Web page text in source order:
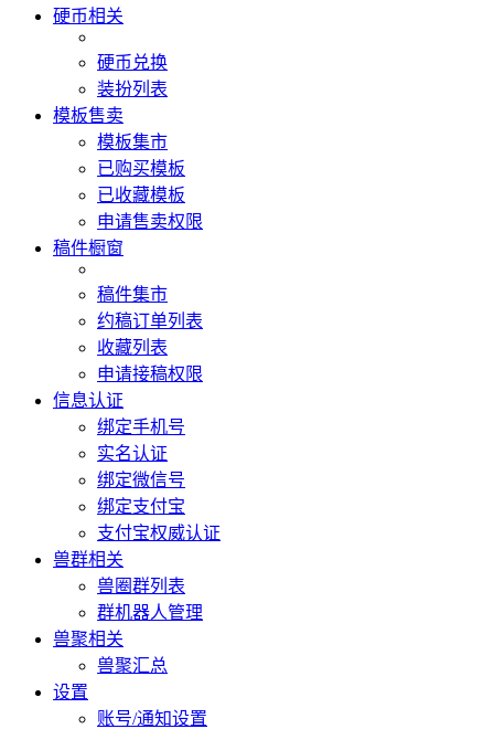
硬币相关
硬币兑换
装扮列表
模板售卖
模板集市
已购买模板
已收藏模板
申请售卖权限
稿件橱窗
稿件集市
约稿订单列表
收藏列表
申请接稿权限
信息认证
绑定手机号
实名认证
绑定微信号
绑定支付宝
支付宝权威认证
兽群相关
兽圈群列表
群机器人管理
兽聚相关
兽聚汇总
设置
账号/通知设置